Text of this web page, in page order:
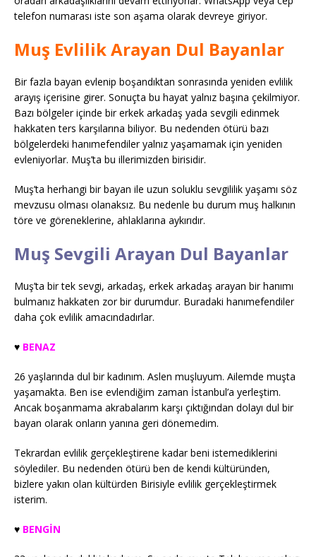
telefon numarası iste son aşama olarak devreye giriyor.
Muş Evlilik Arayan Dul Bayanlar
Bir fazla bayan evlenip boşandıktan sonrasında yeniden evlilik
arayış içerisine girer. Sonuçta bu hayat yalnız başına çekilmiyor.
Bazı bölgeler içinde bir erkek arkadaş yada sevgili edinmek
hakkaten ters karşılarına biliyor. Bu nedenden ötürü bazı
bölgelerdeki hanımefendiler yalnız yaşamamak için yeniden
evleniyorlar. Muş’ta bu illerimizden birisidir.
Muş’ta herhangi bir bayan ile uzun soluklu sevgililik yaşamı söz
mevzusu olması olanaksız. Bu nedenle bu durum muş halkının
töre ve göreneklerine, ahlaklarına aykırıdır.
Muş Sevgili Arayan Dul Bayanlar
Muş’ta bir tek sevgi, arkadaş, erkek arkadaş arayan bir hanımı
bulmanız hakkaten zor bir durumdur. Buradaki hanımefendiler
daha çok evlilik amacındadırlar.
♥️ BENAZ
26 yaşlarında dul bir kadınım. Aslen muşluyum. Ailemde muşta
yaşamakta. Ben ise evlendiğim zaman İstanbul’a yerleştim.
Ancak boşanmama akrabalarım karşı çıktığından dolayı dul bir
bayan olarak onların yanına geri dönemedim.
Tekrardan evlilik gerçekleştirene kadar beni istemediklerini
söylediler. Bu nedenden ötürü ben de kendi kültüründen,
bizlere yakın olan kültürden Birisiyle evlilik gerçekleştirmek
isterim.
♥️ BENGİN